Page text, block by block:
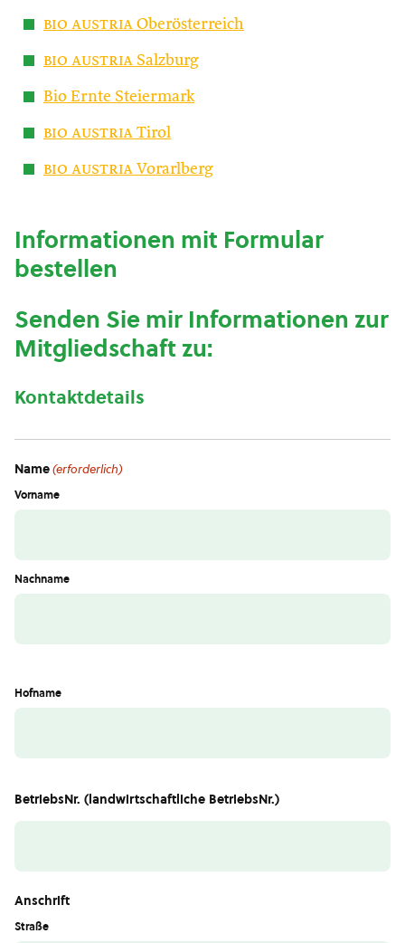
bio austria Oberösterreich
bio austria Salzburg
Bio Ernte Steiermark
bio austria Tirol
bio austria Vorarlberg
Informationen mit Formular
bestellen
Senden Sie mir Informationen zur
Mitgliedschaft zu:
Kontaktdetails
Name(erforderlich)
Vorname
Nachname
Hofname
BetriebsNr. (landwirtschaftliche BetriebsNr.)
Anschrift
Straße